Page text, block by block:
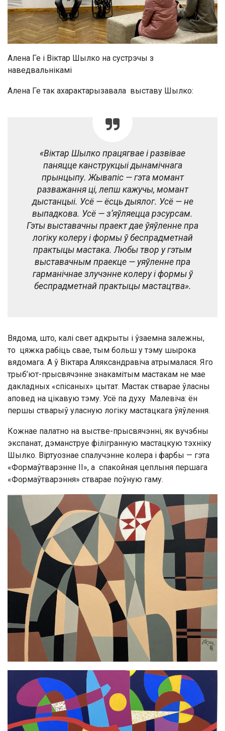
Алена Ге і Віктар Шылко на сустрэчы з
наведвальнікамі
Алена Ге так ахарактарызавала выставу Шылко:
«Віктар Шылко працягвае і развівае
паняцце канструкцыі дынамічнага
прынцыпу. Жывапіс — гэта момант
разважання ці, лепш кажучы, момант
дыстанцыі. Усё — ёсць дыялог. Усё — не
выпадкова. Усё — з’яўляецца рэсурсам.
Гэты выставачны праект дае ўяўленне пра
логіку колеру і формы ў беспрадметнай
практыцы мастака. Любы твор у гэтым
выставачным праекце — уяўленне пра
гарманічнае злучэнне колеру і формы ў
беспрадметнай практыцы мастацтва».
Вядома, што, калі свет адкрыты і ўзаемна залежны,
то цяжка рабіць свае, тым больш у тэму шырока
вядомага. А ў Віктара Аляксандравіча атрымалася. Яго
трыб’ют-прысвячэнне знакамітым мастакам не мае
дакладных «спісаных» цытат. Мастак стварае ўласны
аповед на цікавую тэму. Усё па духу Малевіча: ён
першы стварыў уласную логіку мастацкага ўяўлення.
Кожнае палатно на выстве-прысвячэнні, як вучэбны
экспанат, дэманструе філігранную мастацкую тэхніку
Шылко. Віртуознае спалучэнне колера і фарбы — гэта
«Формаўтварэнне II», а спакойная цеплыня першага
«Формаўтварэння» стварае поўную гаму.